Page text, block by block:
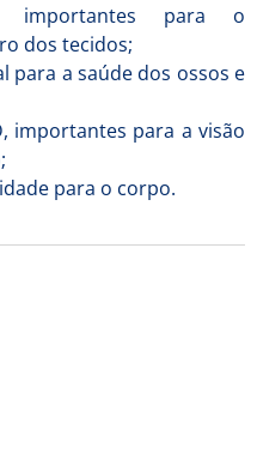
importantes para o
dos tecidos;
para a saúde dos ossos e
importantes para a visão
para o corpo.